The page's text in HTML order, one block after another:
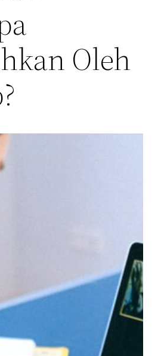
Oleh